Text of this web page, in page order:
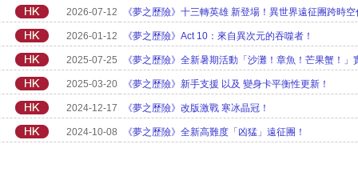
2026-07-12 《夢之歷險》十三轉英雄 新登場！異世界遠征團跨時
2026-01-12 《夢之歷險》Act 10：來自異次元的吞噬者！
2025-07-25 《夢之歷險》全新暑期活動「沙灘！章魚！芒果蟹！」
2025-03-20 《夢之歷險》新手支援 以及 變身卡平衡性更新！
2024-12-17 《夢之歷險》改版激戰 寒冰晶冠！
2024-10-08 《夢之歷險》全新高難度「凶猛」遠征團！